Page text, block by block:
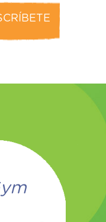
a sus
atención